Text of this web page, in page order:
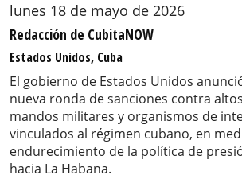
lunes 18 de mayo de 2026
Redacción de CubitaNOW
Estados Unidos, Cuba
El gobierno de Estados Unidos
nueva ronda de sanciones contra
mandos militares y organismos de
vinculados al régimen cubano, en
endurecimiento de la política de
hacia La Habana.